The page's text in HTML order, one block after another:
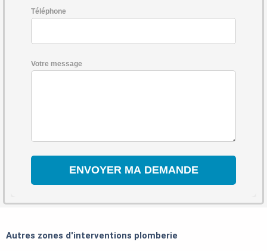
Téléphone
Votre message
Autres zones d'interventions plomberie